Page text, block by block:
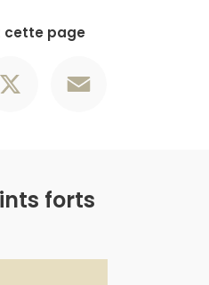
cette page
forts